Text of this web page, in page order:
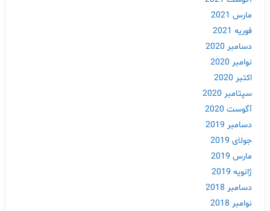
مارس 2021
فوریه 2021
دسامبر 2020
نوامبر 2020
اکتبر 2020
سپتامبر 2020
آگوست 2020
دسامبر 2019
جولای 2019
مارس 2019
ژانویه 2019
دسامبر 2018
نوامبر 2018